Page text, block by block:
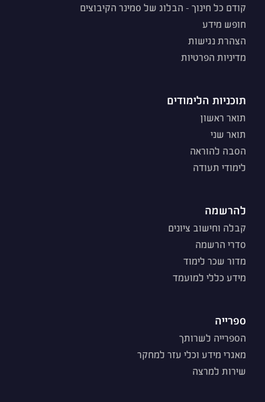
קודם כל חינוך - הבלוג של סמינר הקיבוצים
חופש מידע
הצהרת נגישות
מדיניות הפרטיות
תוכניות הלימודים
תואר ראשון
תואר שני
הסבה להוראה
לימודי תעודה
להרשמה
קבלה וחישוב ציונים
סדרי הרשמה
מדור שכר לימוד
מידע כללי למועמד
ספרייה
הספרייה לשרותך
מאגרי מידע וכלי עזר למחקר
שירות למרצה